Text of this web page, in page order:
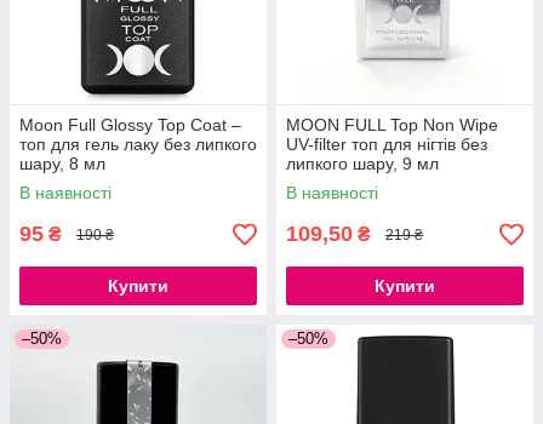
Moon Full Glossy Top Coat –
топ для гель лаку без липкого
шару, 8 мл
В наявності
95 ₴ 190 ₴
Купити
MOON FULL Top Non Wipe
UV-filter топ для нігтів без
липкого шару, 9 мл
В наявності
109,50 ₴ 219 ₴
Купити
–50% –50%